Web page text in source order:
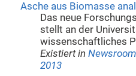
Asche aus Biomasse
Das neue
stellt an der
wissenschaftliches
Existiert in Newsroom
2013